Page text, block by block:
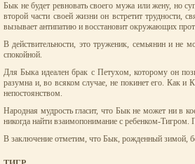
Бык не будет ревновать своего мужа или жену, но
второй части своей жизни он встретит трудности,
вызывает антипатию и восстановит окружающих
В действительности, это труженик, семьянин и не
спокойной.
Для Быка идеален брак с Петухом, которому он
разумна и, во всяком случае, не покинет его. Как и
непостоянством.
Народная мудрость гласит, что Бык не может ни в
никогда найти взаимопонимание с ребенком-Тигром.
В заключение отметим, что Бык, рожденный зимой,